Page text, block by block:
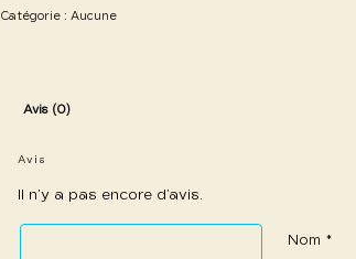
Catégorie : Aucune
Avis (0)
Avis
Il n’y a pas encore d’avis.
Nom *